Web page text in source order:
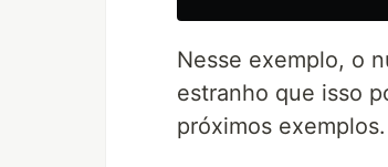
Nesse exemplo, o
estranho que isso
próximos exemplos.